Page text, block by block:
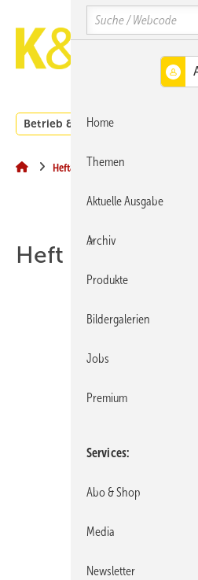
Hauptinhalt
Hauptmenü
SiteSearch
Betrieb & Management
Heftarchiv
Heft 05-2025
Search
Home
Themen
Aktuelle Ausgabe
Archiv
Produkte
Bildergalerien
Jobs
Premium
Services
Abo & Shop
Media
Newsletter